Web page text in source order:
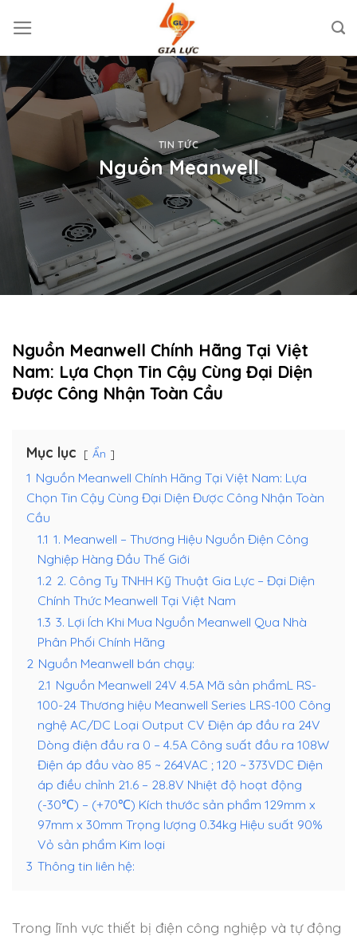
content
TIN TỨC
Nguồn Meanwell
Nguồn Meanwell Chính Hãng Tại Việt
Nam: Lựa Chọn Tin Cậy Cùng Đại Diện
Được Công Nhận Toàn Cầu
Mục lục Ẩn
1 Nguồn Meanwell Chính Hãng Tại Việt Nam: Lựa
Chọn Tin Cậy Cùng Đại Diện Được Công Nhận Toàn
Cầu
1.1 1. Meanwell – Thương Hiệu Nguồn Điện Công
Nghiệp Hàng Đầu Thế Giới
1.2 2. Công Ty TNHH Kỹ Thuật Gia Lực – Đại Diện
Chính Thức Meanwell Tại Việt Nam
1.3 3. Lợi Ích Khi Mua Nguồn Meanwell Qua Nhà
Phân Phối Chính Hãng
2 Nguồn Meanwell bán chạy:
2.1 Nguồn Meanwell 24V 4.5A Mã sản phẩmL RS-
100-24 Thương hiệu Meanwell Series LRS-100 Công
nghệ AC/DC Loại Output CV Điện áp đầu ra 24V
Dòng điện đầu ra 0 – 4.5A Công suất đầu ra 108W
Điện áp đầu vào 85 ~ 264VAC ; 120 ~ 373VDC Điện
áp điều chỉnh 21.6 – 28.8V Nhiệt độ hoạt động
(-30℃) – (+70℃) Kích thước sản phẩm 129mm x
97mm x 30mm Trọng lượng 0.34kg Hiệu suất 90%
Vỏ sản phẩm Kim loại
3 Thông tin liên hệ:
Trong lĩnh vực thiết bị điện công nghiệp và tự động